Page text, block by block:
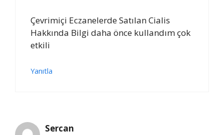
Çevrimiçi Eczanelerde Satılan Cialis
Hakkında Bilgi daha önce kullandım çok
etkili
Yanıtla
Sercan